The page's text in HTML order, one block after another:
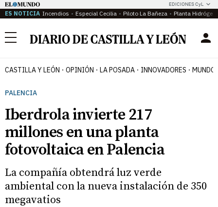
EDICIONES CyL
ES NOTICIA Incendios Especial Cecilia Piloto La Bañeza Planta
Menú
CASTILLA Y LEÓN OPINIÓN LA POSADA INNOVADORES MUNDO
PALENCIA
Iberdrola invierte 217
millones en una planta
fotovoltaica en Palencia
La compañía obtendrá luz verde
ambiental con la nueva instalación de 350
megavatios